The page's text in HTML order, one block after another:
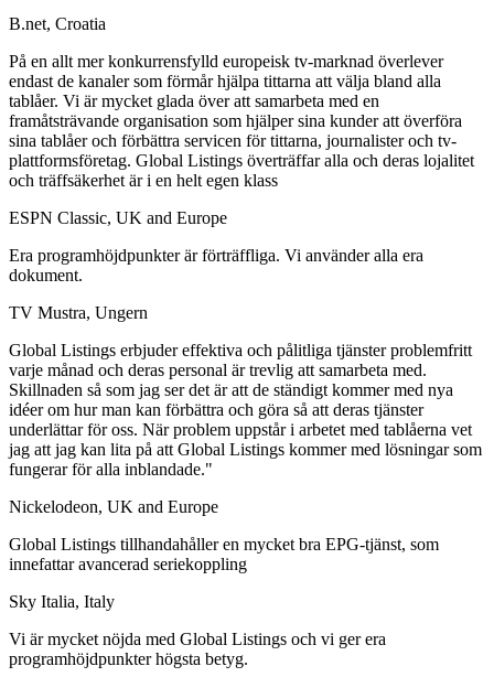
B.net, Croatia
På en allt mer konkurrensfylld europeisk tv-marknad överlever
endast de kanaler som förmår hjälpa tittarna att välja bland alla
tablåer. Vi är mycket glada över att samarbeta med en
framåtsträvande organisation som hjälper sina kunder att överföra
sina tablåer och förbättra servicen för tittarna, journalister och tv-
plattformsföretag. Global Listings överträffar alla och deras lojalitet
och träffsäkerhet är i en helt egen klass
ESPN Classic, UK and Europe
Era programhöjdpunkter är förträffliga. Vi använder alla era
dokument.
TV Mustra, Ungern
Global Listings erbjuder effektiva och pålitliga tjänster problemfritt
varje månad och deras personal är trevlig att samarbeta med.
Skillnaden så som jag ser det är att de ständigt kommer med nya
idéer om hur man kan förbättra och göra så att deras tjänster
underlättar för oss. När problem uppstår i arbetet med tablåerna vet
jag att jag kan lita på att Global Listings kommer med lösningar som
fungerar för alla inblandade."
Nickelodeon, UK and Europe
Global Listings tillhandahåller en mycket bra EPG-tjänst, som
innefattar avancerad seriekoppling
Sky Italia, Italy
Vi är mycket nöjda med Global Listings och vi ger era
programhöjdpunkter högsta betyg.